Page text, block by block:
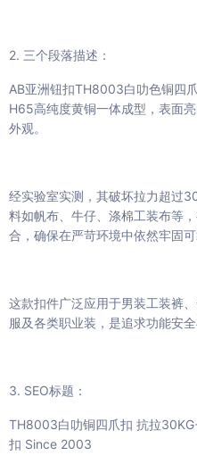
2. 三个段落描述：
AB亚洲钮扣TH8003白叻色铜四
H65高纯度黄铜一体成型，表面
外观。
经实验室实测，其破坏拉力超过
料如帆布、牛仔、涤棉工装布等
合，确保在严苛环境中依然牢固
这款扣件广泛应用于男装工装裤
服及各类职业装，是追求功能安
3. SEO标题：
TH8003白叻铜四爪扣 抗拉
扣 Since 2003